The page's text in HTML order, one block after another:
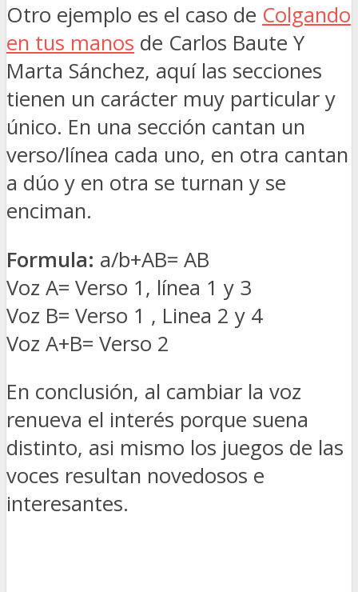
Otro ejemplo es el caso de Colgando
en tus manos de Carlos Baute Y
Marta Sánchez, aquí las secciones
tienen un carácter muy particular y
único. En una sección cantan un
verso/línea cada uno, en otra cantan
a dúo y en otra se turnan y se
enciman.
Formula: a/b+AB= AB
Voz A= Verso 1, línea 1 y 3
Voz B= Verso 1 , Linea 2 y 4
Voz A+B= Verso 2
En conclusión, al cambiar la voz
renueva el interés porque suena
distinto, asi mismo los juegos de las
voces resultan novedosos e
interesantes.